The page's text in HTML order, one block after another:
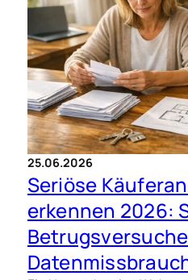
25.06.2026
Seriöse
erkennen 2026: